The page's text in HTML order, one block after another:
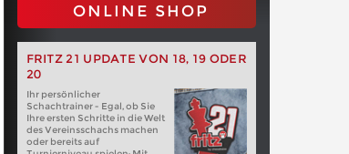
ONLINE SHOP
FRITZ 21 UPDATE VON 18, 19 ODER
20
Ihr persönlicher
Schachtrainer - Egal, ob Sie
Ihre ersten Schritte in die Welt
des Vereinsschachs machen
oder bereits auf